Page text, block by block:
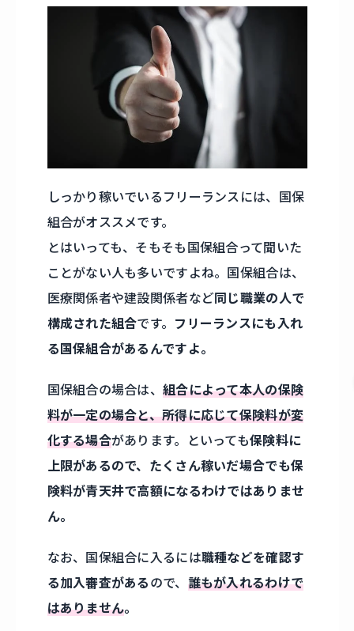
しっかり稼いでいるフリーランスには、国保
組合がオススメです。
とはいっても、そもそも国保組合って聞いた
ことがない人も多いですよね。国保組合は、
医療関係者や建設関係者など同じ職業の人で
構成された組合です。 フリーランスにも入れ
る国保組合があるんですよ。
国保組合の場合は、組合によって本人の保険
料が一定の場合と、所得に応じて保険料が変
化する場合があります。といっても保険料に
上限があるので、たくさん稼いだ場合でも保
険料が青天井で高額になるわけではありませ
ん。
なお、国保組合に入るには職種などを確認す
る加入審査がある ので、 誰もが入れるわけで
はありません。